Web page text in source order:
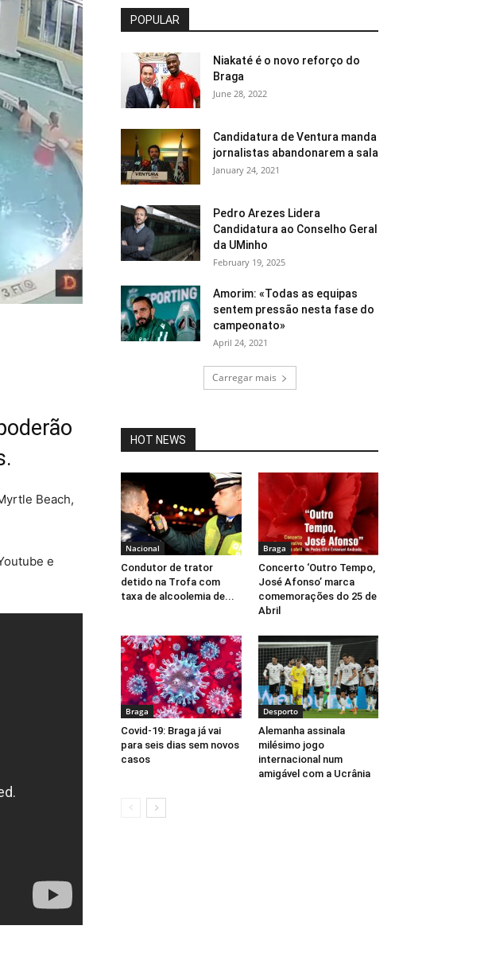
Beach,
e
POPULAR
Niakaté é o novo reforço do
Braga
June 28, 2022
Candidatura de Ventura manda
jornalistas abandonarem a sala
January 24, 2021
Pedro Arezes Lidera
Candidatura ao Conselho Geral
da UMinho
February 19, 2025
Amorim: «Todas as equipas
sentem pressão nesta fase do
campeonato»
April 24, 2021
Carregar mais
HOT NEWS
Nacional
Condutor de trator
detido na Trofa com
taxa de alcoolemia de...
Braga
Concerto ‘Outro Tempo,
José Afonso’ marca
comemorações do 25 de
Abril
Braga
Covid-19: Braga já vai
para seis dias sem novos
casos
Desporto
Alemanha assinala
milésimo jogo
internacional num
amigável com a Ucrânia